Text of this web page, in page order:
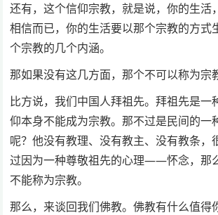
还有，这个信仰宗教，就是说，你的生
相信而已，你的生活要以那个宗教的方式
个宗教的几个内涵。
那如果没有这几方面，那个不可以称为宗
比方说，我们中国人拜祖先。拜祖先是一
仰本身不能成为宗教。那不过是民间的一
呢？他没有教理、没有教主、没有教条，
过因为一种尊敬祖先的心理——怀念，那
不能称为宗教。
那么，来谈回我们佛教。佛教有什么值得